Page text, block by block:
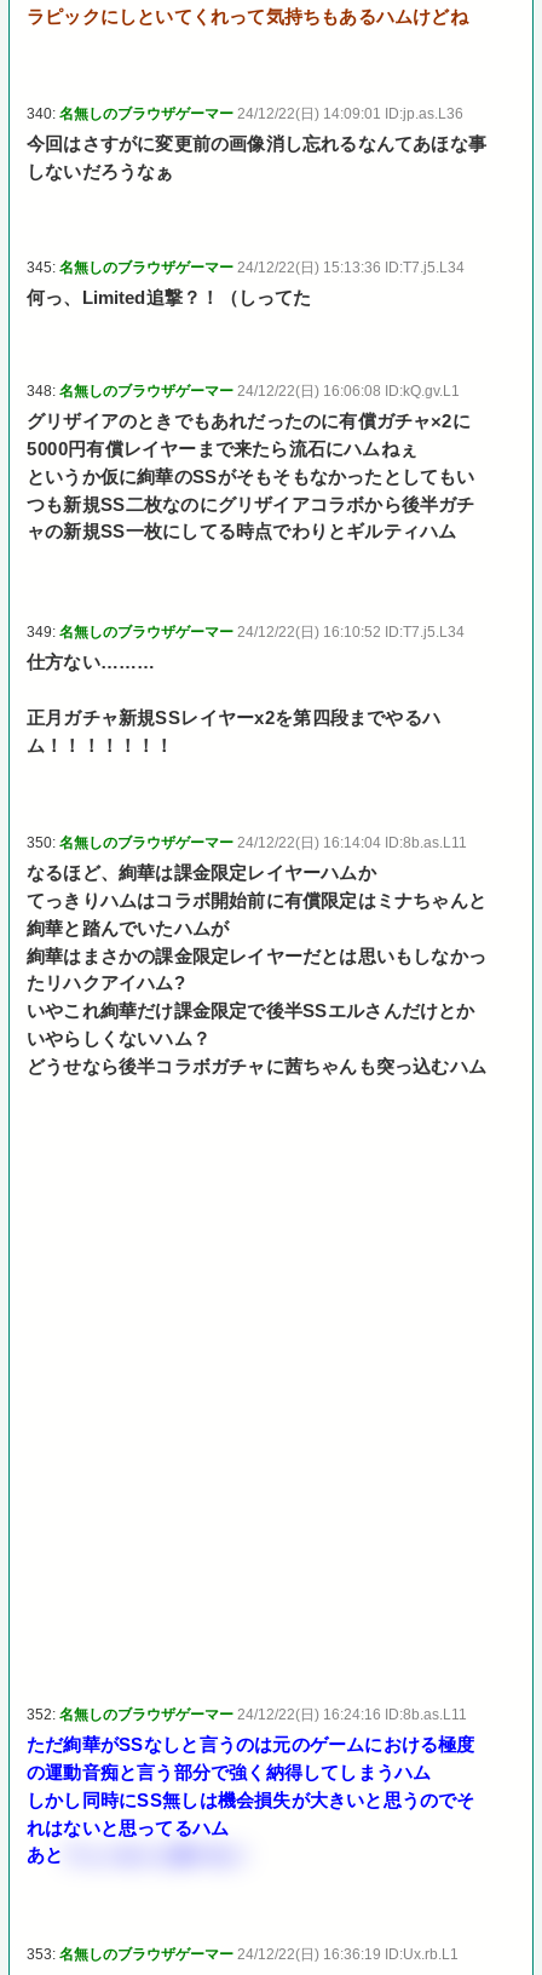
ラピックにしといてくれって気持ちもあるハムけどね
340:名無しのブラウザゲーマー 24/12/22(日) 14:09:01 ID:jp.as.L36
今回はさすがに変更前の画像消し忘れるなんてあほな事
しないだろうなぁ
345:名無しのブラウザゲーマー 24/12/22(日) 15:13:36 ID:T7.j5.L34
何っ、Limited追撃？！（しってた
348:名無しのブラウザゲーマー 24/12/22(日) 16:06:08 ID:kQ.gv.L1
グリザイアのときでもあれだったのに有償ガチャ×2に
5000円有償レイヤーまで来たら流石にハムねぇ
というか仮に絢華のSSがそもそもなかったとしてもい
つも新規SS二枚なのにグリザイアコラボから後半ガチ
ャの新規SS一枚にしてる時点でわりとギルティハム
349:名無しのブラウザゲーマー 24/12/22(日) 16:10:52 ID:T7.j5.L34
仕方ない………
正月ガチャ新規SSレイヤーx2を第四段までやるハ
ム！！！！！！！
350:名無しのブラウザゲーマー 24/12/22(日) 16:14:04 ID:8b.as.L11
なるほど、絢華は課金限定レイヤーハムか
てっきりハムはコラボ開始前に有償限定はミナちゃんと
絢華と踏んでいたハムが
絢華はまさかの課金限定レイヤーだとは思いもしなかっ
たリハクアイハム?
いやこれ絢華だけ課金限定で後半SSエルさんだけとか
いやらしくないハム？
どうせなら後半コラボガチャに茜ちゃんも突っ込むハム
352:名無しのブラウザゲーマー 24/12/22(日) 16:24:16 ID:8b.as.L11
ただ絢華がSSなしと言うのは元のゲームにおける極度
の運動音痴と言う部分で強く納得してしまうハム
しかし同時にSS無しは機会損失が大きいと思うのでそ
れはないと思ってるハム
あと
353:名無しのブラウザゲーマー 24/12/22(日) 16:36:19 ID:Ux.rb.L1